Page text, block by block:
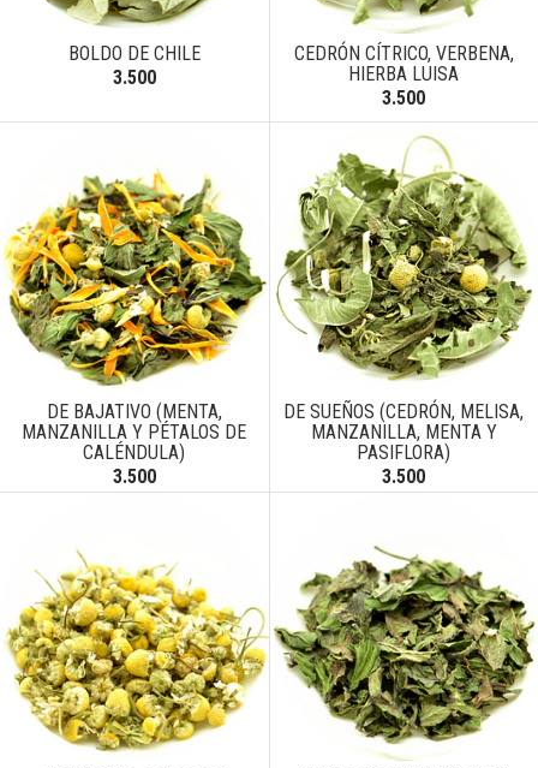
BOLDO DE CHILE
3.500
CEDRÓN CÍTRICO, VERBENA,
HIERBA LUISA
3.500
DE BAJATIVO (MENTA,
MANZANILLA Y PÉTALOS DE
CALÉNDULA)
3.500
DE SUEÑOS (CEDRÓN, MELISA,
MANZANILLA, MENTA Y
PASIFLORA)
3.500